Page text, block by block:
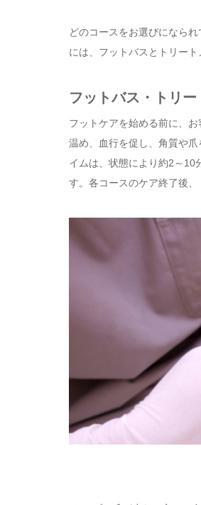
どのコースをお選びになら
には、フットバスとトリート
フットバス・トリー
フットケアを始める前に、
温め、血行を促し、角質や
イムは、状態により約2～10
す。各コースのケア終了後、